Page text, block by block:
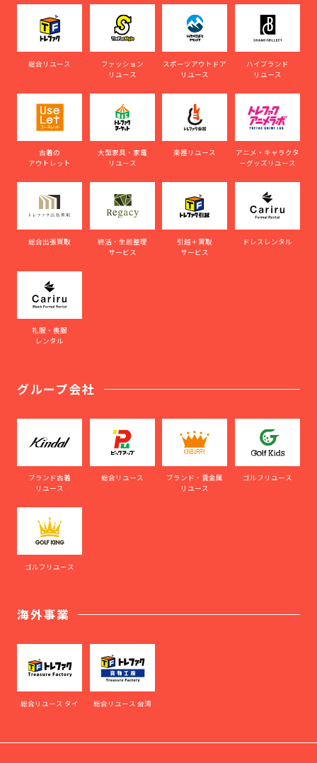
総合リユース
ファッション
リユース
スポーツアウトドア
リユース
ハイブランド
リユース
古着の
アウトレット
大型家具・家電
リユース
楽器リユース
アニメ・キャラクタ
ーグッズリユース
総合出張買取
終活・生前整理
サービス
引越＋買取
サービス
ドレスレンタル
礼服・喪服
レンタル
グループ会社
ブランド古着
リユース
総合リユース
ブランド・貴金属
リユース
ゴルフリユース
ゴルフリユース
海外事業
総合リユース タイ 総合リユース 台湾